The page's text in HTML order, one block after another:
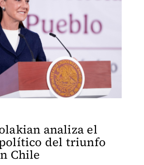
analiza el
del triunfo
Chile